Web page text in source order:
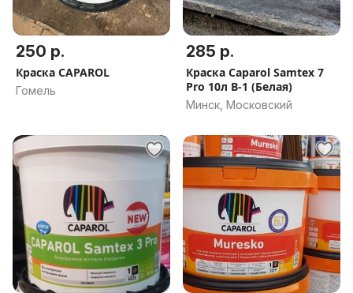
250 р.
Краска CAPAROL
Гомель
285 р.
Краска Caparol Samtex 7
Pro 10л B-1 (Белая)
Минск, Московский